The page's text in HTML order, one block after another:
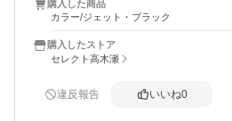
購入した商品
カラー/ジェット・ブラック
購入したストア
セレクト高木瀬
違反報告 いいね0